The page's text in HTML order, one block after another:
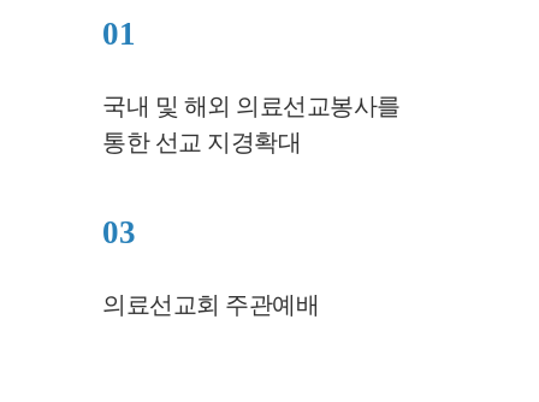
01
국내 및 해외 의료선교봉사를
통한 선교 지경확대
03
의료선교회 주관예배